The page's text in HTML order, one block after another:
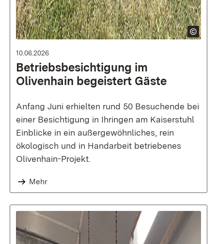
10.06.2026
Betriebsbesichtigung im
Olivenhain begeistert Gäste
Anfang Juni erhielten rund 50 Besuchende bei
einer Besichtigung in Ihringen am Kaiserstuhl
Einblicke in ein außergewöhnliches, rein
ökologisch und in Handarbeit betriebenes
Olivenhain-Projekt.
Mehr